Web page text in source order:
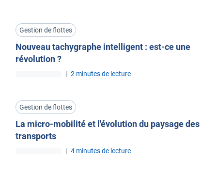
Gestion de flottes
Nouveau tachygraphe intelligent : est-ce une
révolution ?
| 2 minutes de lecture
Gestion de flottes
La micro-mobilité et l'évolution du paysage des
transports
| 4 minutes de lecture